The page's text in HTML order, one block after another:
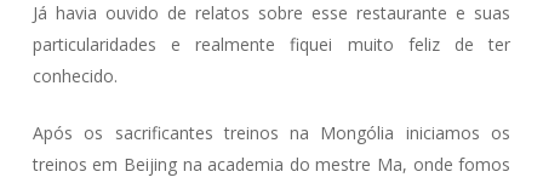
Já havia ouvido de relatos sobre esse restaurante e suas
particularidades e realmente fiquei muito feliz de ter
conhecido.
Após os sacrificantes treinos na Mongólia iniciamos os
treinos em Beijing na academia do mestre Ma, onde fomos